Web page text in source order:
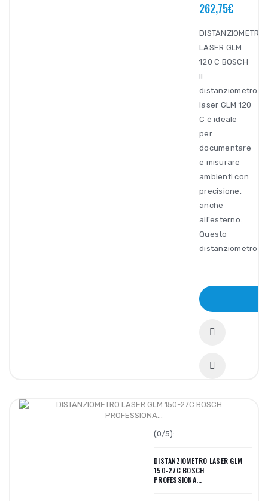
262,75€
DISTANZIOMETRO
LASER GLM
120 C BOSCH
Il
distanziometro
laser GLM 120
C è ideale
per
documentare
e misurare
ambienti con
precisione,
anche
all'esterno.
Questo
distanziometro
(0/5):
DISTANZIOMETRO LASER GLM
150-27C BOSCH
PROFESSIONA...